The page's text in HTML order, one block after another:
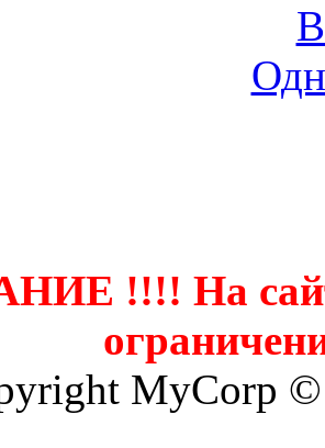
!!!! На
MyCorp